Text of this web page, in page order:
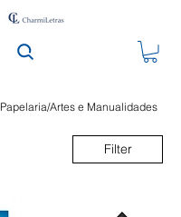
Papelaria/Artes e Manualidades
Filter